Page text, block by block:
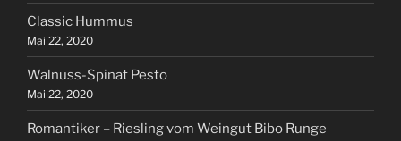
Classic Hummus
Mai 22, 2020
Walnuss-Spinat Pesto
Mai 22, 2020
Romantiker – Riesling vom Weingut Bibo Runge